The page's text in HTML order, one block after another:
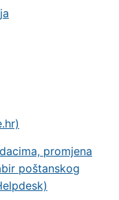
promjena
poštanskog